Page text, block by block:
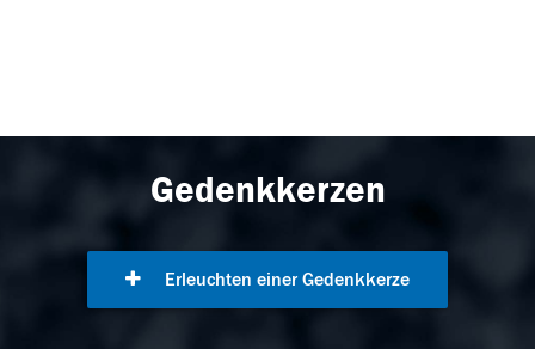
Gedenkkerzen
Erleuchten einer Gedenkkerze